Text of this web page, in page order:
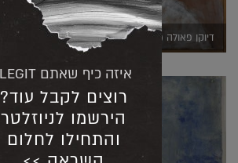
דיוקן פאולה (יחצ)
איזה כיף שאתם LEGIT!
רוצים לקבל עוד?
הירשמו לניוזלטר
והתחילו לחלום